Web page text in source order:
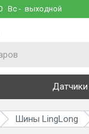
Вс - выходной
Датчики
Шины LingLong